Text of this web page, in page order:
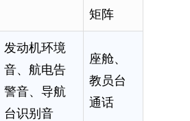
矩阵
发动机环境
音、航电告
警音、导航
台识别音
座舱、
教员台
通话